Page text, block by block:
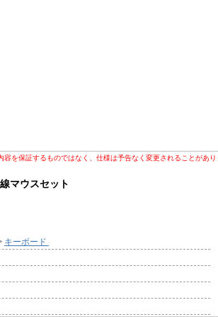
容を保証するものではなく、仕様は予告なく変更されることがあ
マウスセット
キーボード